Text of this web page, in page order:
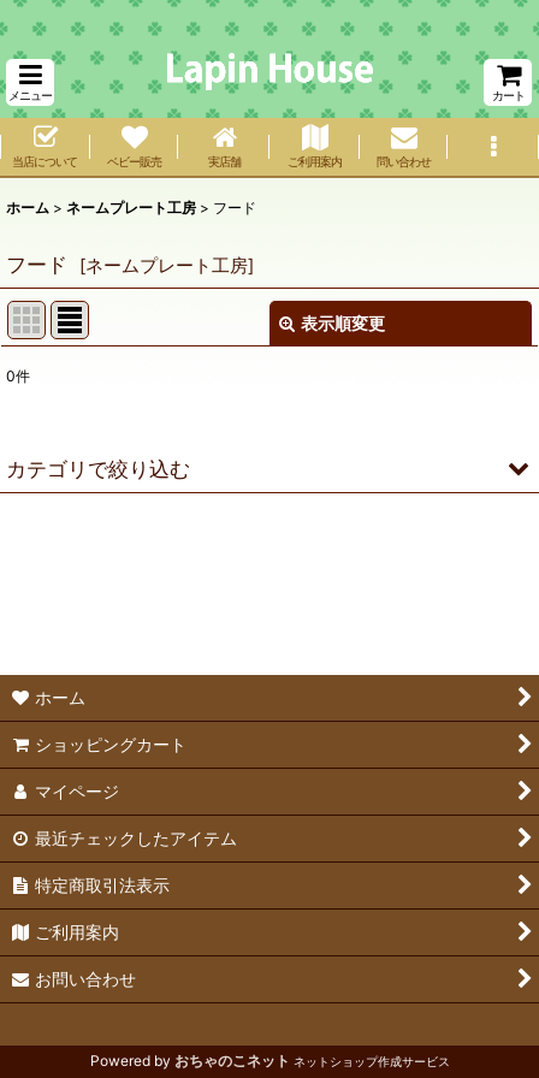
メニュー カート
当店について ベビー販売 実店舗 ご利用案内 問い合わせ
ホーム > ネームプレート工房 > フード
フード [ネームプレート工房]
表示順変更
表示数
0件
カテゴリで絞り込む
サプリメント
ホーム
ショッピングカート
マイページ
最近チェックしたアイテム
特定商取引法表示
ご利用案内
お問い合わせ
Powered by おちゃのこネット ネットショップ作成サービス